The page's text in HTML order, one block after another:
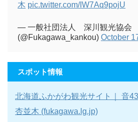
木 pic.twitter.com/IW7Aq9pojU
— 一般社団法人 深川観光協会
(@Fukagawa_kankou) October
スポット情報
北海道ふかがわ観光サイト｜ 音
杏並木 (fukagawa.lg.jp)